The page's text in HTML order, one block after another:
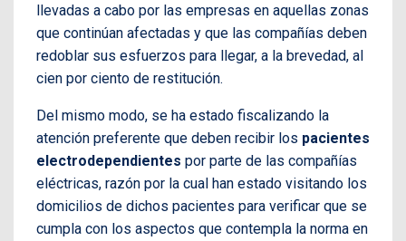
llevadas a cabo por las empresas en aquellas zonas
que continúan afectadas y que las compañías deben
redoblar sus esfuerzos para llegar, a la brevedad, al
cien por ciento de restitución.
Del mismo modo, se ha estado fiscalizando la
atención preferente que deben recibir los pacientes
electrodependientes por parte de las compañías
eléctricas, razón por la cual han estado visitando los
domicilios de dichos pacientes para verificar que se
cumpla con los aspectos que contempla la norma en